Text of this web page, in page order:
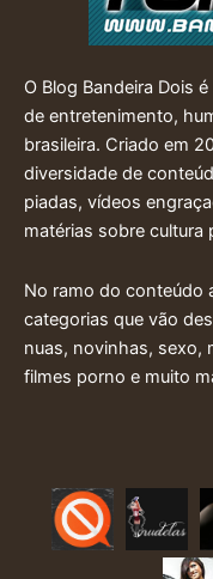
O Blog Bandeira Dois
de entretenimento,
brasileira. Criado em
diversidade de
piadas, vídeos
matérias sobre cultura
No ramo do conteúdo
categorias que vão
nuas, novinhas, sexo,
filmes porno e muito